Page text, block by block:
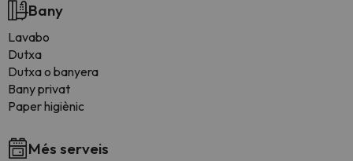
Bany
Lavabo
Dutxa
Dutxa o banyera
Bany privat
Paper higiènic
Més serveis